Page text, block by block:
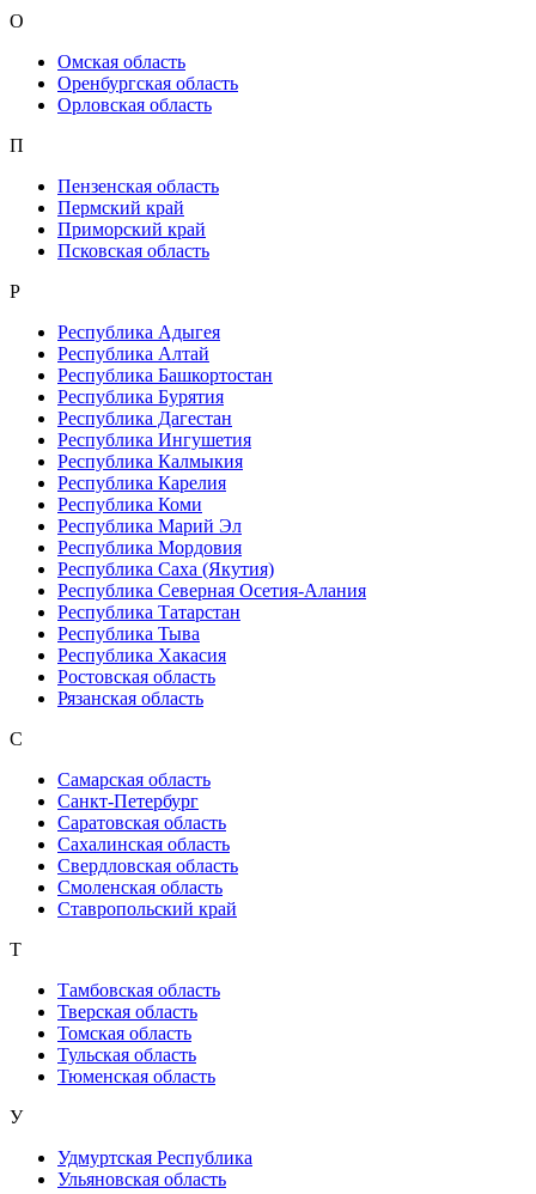
О
Омская область
Оренбургская область
Орловская область
П
Пензенская область
Пермский край
Приморский край
Псковская область
Р
Республика Адыгея
Республика Алтай
Республика Башкортостан
Республика Бурятия
Республика Дагестан
Республика Ингушетия
Республика Калмыкия
Республика Карелия
Республика Коми
Республика Марий Эл
Республика Мордовия
Республика Саха (Якутия)
Республика Северная Осетия-Алания
Республика Татарстан
Республика Тыва
Республика Хакасия
Ростовская область
Рязанская область
С
Самарская область
Санкт-Петербург
Саратовская область
Сахалинская область
Свердловская область
Смоленская область
Ставропольский край
Т
Тамбовская область
Тверская область
Томская область
Тульская область
Тюменская область
У
Удмуртская Республика
Ульяновская область